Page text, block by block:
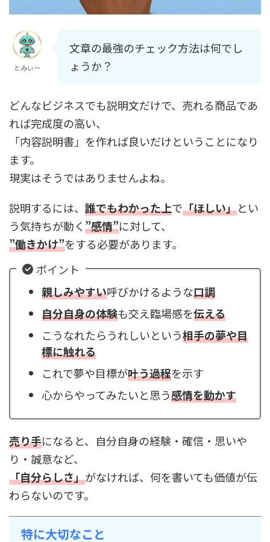
とみぃー
文章の最強のチェック方法は何でし
ょうか？
どんなビジネスでも説明文だけで、売れる商品であ
れば完成度の高い、
「内容説明書」を作れば良いだけということになり
ます。
現実はそうではありませんよね。
説明するには、 誰でもわかった上で「ほしい」とい
う気持ちが動く”感情”に対して、
”働きかけ”をする必要があります。
ポイント
親しみやすい呼びかけるような口調
自分自身の体験も交え臨場感を伝える
こうなれたらうれしいという相手の夢や目
標に触れる
これで夢や目標が叶う過程を示す
心からやってみたいと思う感情を動かす
売り手になると、自分自身の経験・確信・思いや
り・誠意など、
「自分らしさ」がなければ、何を書いても価値が伝
わらないのです。
特に大切なこと